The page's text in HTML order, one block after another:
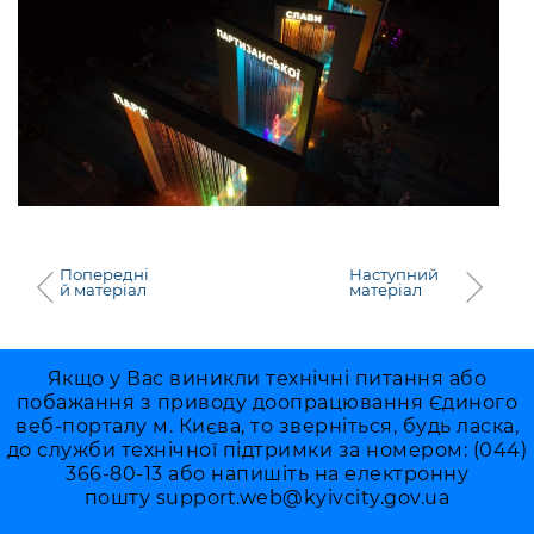
Попередні
й матеріал
Наступний
матеріал
Якщо у Вас виникли технічні питання або
побажання з приводу доопрацювання Єдиного
веб-порталу м. Києва, то зверніться, будь ласка,
до служби технічної підтримки за номером: (044)
366-80-13 або напишіть на електронну
пошту support.web@kyivcity.gov.ua